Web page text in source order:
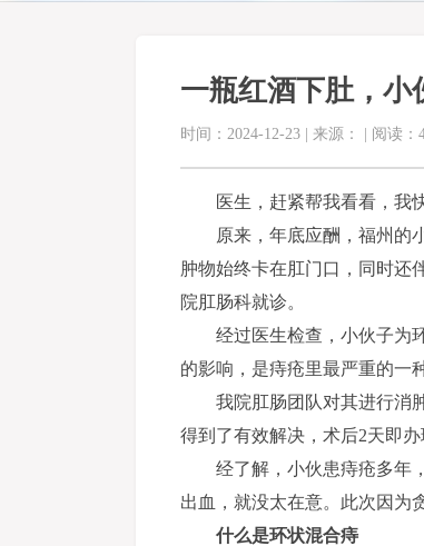
一瓶红酒下肚，小
时间：2024-12-23 | 来源： | 阅读：
医生，赶紧帮我看看，我
原来，年底应酬，福州的
肿物始终卡在肛门口，同时还
院肛肠科就诊。
经过医生检查，小伙子为
的影响，是痔疮里最严重的一
我院肛肠团队对其进行消
得到了有效解决，术后2天即办
经了解，小伙患痔疮多年
出血，就没太在意。此次因为
什么是环状混合痔